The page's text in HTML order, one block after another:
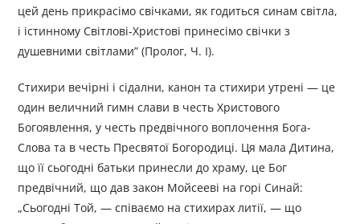
цей день прикрасімо свічками, як годиться синам світла,
і істинному Світлові-Христові принесімо свічки з
душевними світлами” (Пролог, Ч. І).
Стихири вечірні і сідални, канон та стихири утрені — це
один величний гимн слави в честь Христового
Богоявлення, у честь предвічного воплочення Бога-
Слова та в честь Пресвятої Богоро­диці. Ця мала Дитина,
що її сьогодні батьки принесли до храму, це Бог
предвічний, що дав закон Мойсееві на горі Синай:
„Сьогодні Той, — співаємо на стихирах литії, — що